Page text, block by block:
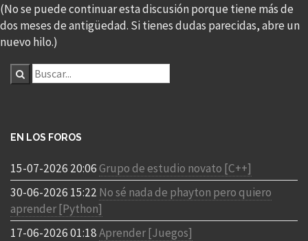
(No se puede continuar esta discusión porque tiene más de
dos meses de antigüedad. Si tienes dudas parecidas, abre un
nuevo hilo.)
EN LOS FOROS
15-07-2026 20:06Grupo de estudio novato [C++]
30-06-2026 15:22 No sé nada de phayton pero quiero
aprender [Python]
17-06-2026 01:18Aprender [Juegos]